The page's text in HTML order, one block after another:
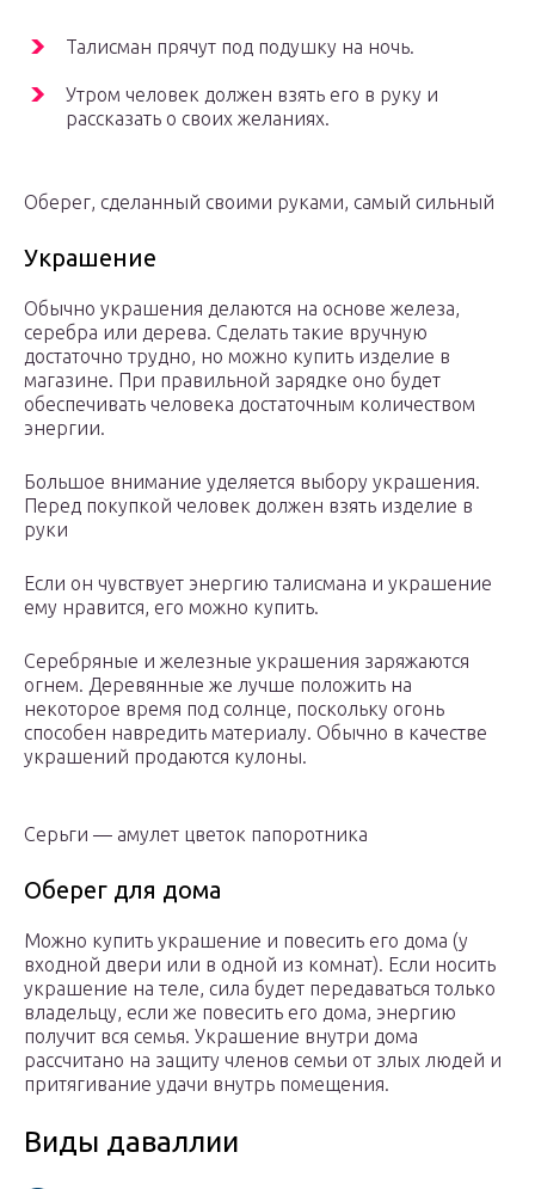
Талисман прячут под подушку на ночь.
Утром человек должен взять его в руку и
рассказать о своих желаниях.
Оберег, сделанный своими руками, самый сильный
Украшение
Обычно украшения делаются на основе железа,
серебра или дерева. Сделать такие вручную
достаточно трудно, но можно купить изделие в
магазине. При правильной зарядке оно будет
обеспечивать человека достаточным количеством
энергии.
Большое внимание уделяется выбору украшения.
Перед покупкой человек должен взять изделие в
руки
Если он чувствует энергию талисмана и украшение
ему нравится, его можно купить.
Серебряные и железные украшения заряжаются
огнем. Деревянные же лучше положить на
некоторое время под солнце, поскольку огонь
способен навредить материалу. Обычно в качестве
украшений продаются кулоны.
Серьги — амулет цветок папоротника
Оберег для дома
Можно купить украшение и повесить его дома (у
входной двери или в одной из комнат). Если носить
украшение на теле, сила будет передаваться только
владельцу, если же повесить его дома, энергию
получит вся семья. Украшение внутри дома
рассчитано на защиту членов семьи от злых людей и
притягивание удачи внутрь помещения.
Виды даваллии